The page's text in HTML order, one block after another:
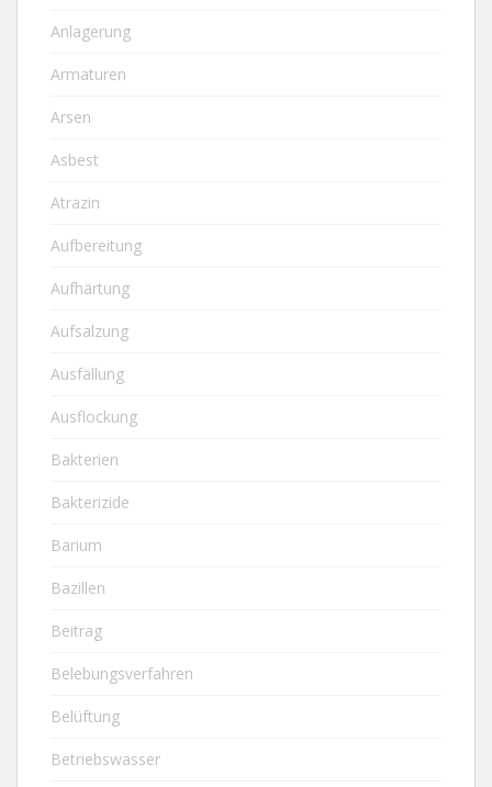
Anlagerung
Armaturen
Arsen
Asbest
Atrazin
Aufbereitung
Aufhärtung
Aufsalzung
Ausfällung
Ausflockung
Bakterien
Bakterizide
Barium
Bazillen
Beitrag
Belebungsverfahren
Belüftung
Betriebswasser